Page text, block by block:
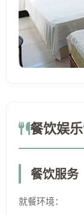
餐饮娱
餐饮服务
就餐环境：